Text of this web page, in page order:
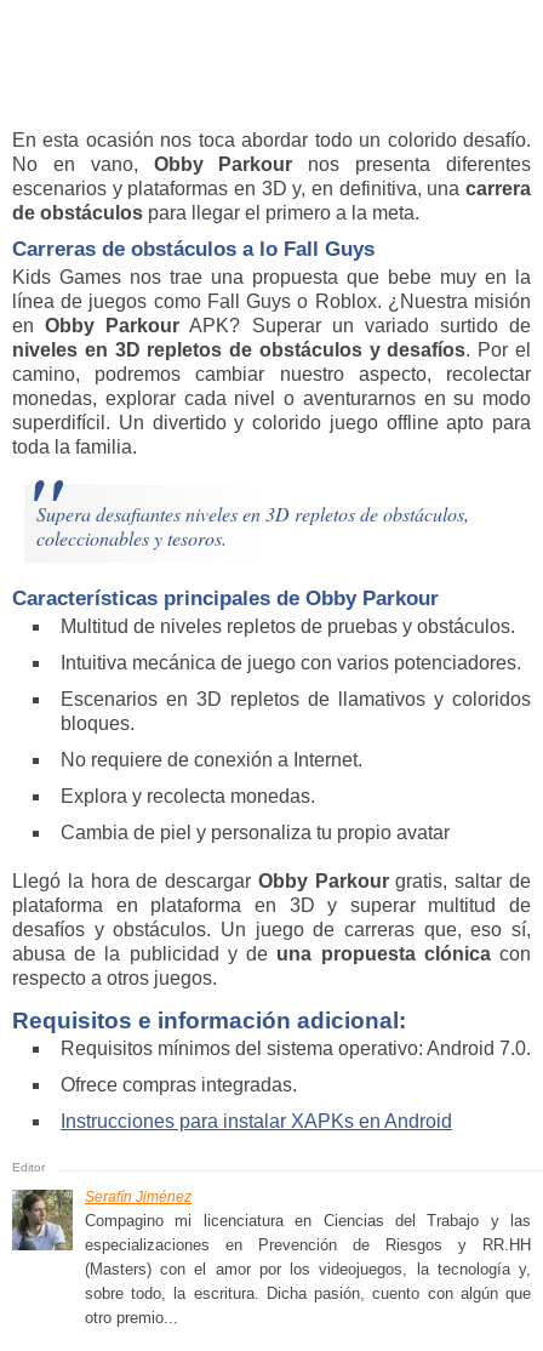
En esta ocasión nos toca abordar todo un colorido desafío.
No en vano, Obby Parkour nos presenta diferentes
escenarios y plataformas en 3D y, en definitiva, una carrera
de obstáculos para llegar el primero a la meta.
Carreras de obstáculos a lo Fall Guys
Kids Games nos trae una propuesta que bebe muy en la
línea de juegos como Fall Guys o Roblox. ¿Nuestra misión
enObby Parkour APK? Superar un variado surtido de
niveles en 3D repletos de obstáculos y desafíos. Por el
camino, podremos cambiar nuestro aspecto, recolectar
monedas, explorar cada nivel o aventurarnos en su modo
superdifícil. Un divertido y colorido juego offline apto para
toda la familia.
Supera desafiantes niveles en 3D repletos de obstáculos,
coleccionables y tesoros.
Características principales de Obby Parkour
Multitud de niveles repletos de pruebas y obstáculos.
Intuitiva mecánica de juego con varios potenciadores.
Escenarios en 3D repletos de llamativos y coloridos
bloques.
No requiere de conexión a Internet.
Explora y recolecta monedas.
Cambia de piel y personaliza tu propio avatar
Llegó la hora de descargar Obby Parkourgratis, saltar de
plataforma en plataforma en 3D y superar multitud de
desafíos y obstáculos. Un juego de carreras que, eso sí,
abusa de la publicidad y de una propuesta clónicacon
respecto a otros juegos.
Requisitos e información adicional:
Requisitos mínimos del sistema operativo: Android 7.0.
Ofrece compras integradas.
Instrucciones para instalar XAPKs en Android
Serafín Jiménez
Compagino mi licenciatura en Ciencias del Trabajo y las
especializaciones en Prevención de Riesgos y RR.HH
(Masters) con el amor por los videojuegos, la tecnología y,
sobre todo, la escritura. Dicha pasión, cuento con algún que
otro premio...